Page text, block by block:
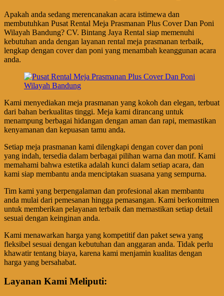
Apakah anda sedang merencanakan acara istimewa dan
membutuhkan Pusat Rental Meja Prasmanan Plus Cover Dan Poni
Wilayah Bandung? CV. Bintang Jaya Rental siap memenuhi
kebutuhan anda dengan layanan rental meja prasmanan terbaik,
lengkap dengan cover dan poni yang menambah keanggunan acara
anda.
Kami menyediakan meja prasmanan yang kokoh dan elegan, terbuat
dari bahan berkualitas tinggi. Meja kami dirancang untuk
menampung berbagai hidangan dengan aman dan rapi, memastikan
kenyamanan dan kepuasan tamu anda.
Setiap meja prasmanan kami dilengkapi dengan cover dan poni
yang indah, tersedia dalam berbagai pilihan warna dan motif. Kami
memahami bahwa estetika adalah kunci dalam setiap acara, dan
kami siap membantu anda menciptakan suasana yang sempurna.
Tim kami yang berpengalaman dan profesional akan membantu
anda mulai dari pemesanan hingga pemasangan. Kami berkomitmen
untuk memberikan pelayanan terbaik dan memastikan setiap detail
sesuai dengan keinginan anda.
Kami menawarkan harga yang kompetitif dan paket sewa yang
fleksibel sesuai dengan kebutuhan dan anggaran anda. Tidak perlu
khawatir tentang biaya, karena kami menjamin kualitas dengan
harga yang bersahabat.
Layanan Kami Meliputi: